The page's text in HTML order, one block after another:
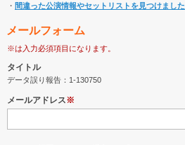
・ 間違った公演情報やセットリストを見つけました
メールフォーム
※は入力必須項目になります。
タイトル
データ誤り報告：1-130750
メールアドレス※